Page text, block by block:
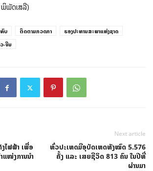
ພິພັດເສລີ)
ບ ຕິດຕາມກວດກາ
ຮອງປະທານສະພາແຫ່ງຊາດ
-ຈີນ
ໄຟຟ້າ ເພື່ອ
ແໜ່ງການນໍາ
Next article
ທົ່ວປະເທດມີອຸບັດເຫດທັງໝົດ 5.576
ຄັ້ງ ແລະ ເສຍຊີວິດ 813 ຄົນ ໃນປີທີ່
ຜ່ານມາ